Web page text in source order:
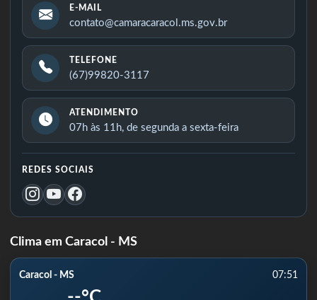
E-MAIL
contato@camaracaracol.ms.gov.br
TELEFONE
(67)99820-3117
ATENDIMENTO
07h às 11h, de segunda a sexta-feira
REDES SOCIAIS
Clima em Caracol - MS
Caracol - MS 07:51